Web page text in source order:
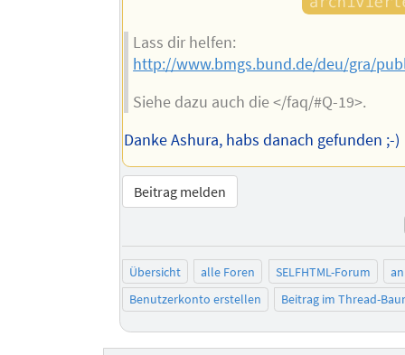
Lass dir helfen:
http://www.bmgs.bund.de/deu/gra/
Siehe dazu auch die </faq/#Q-19>.
Danke Ashura, habs danach gefunden ;-)
Beitrag melden
Übersicht alle Foren SELFHTML-Forum
Benutzerkonto erstellen
Beitrag im Thread-